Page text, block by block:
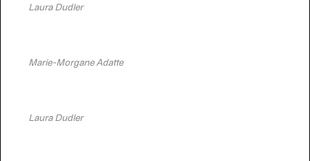
Laura Dudler
Marie-Morgane Adatte
Laura Dudler